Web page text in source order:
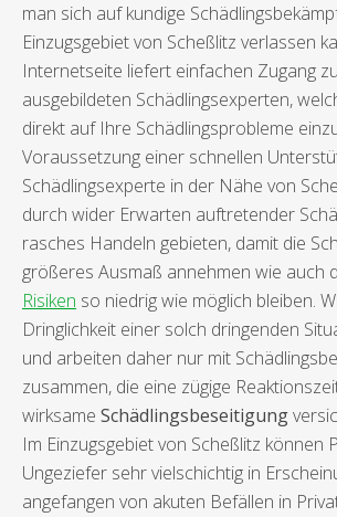
man sich auf kundige
Einzugsgebiet von Scheßlitz verlassen
Internetseite liefert einfachen Zugang
ausgebildeten Schädlingsexperten,
direkt auf Ihre Schädlingsprobleme
Voraussetzung einer schnellen
Schädlingsexperte in der Nähe von
durch wider Erwarten auftretender
rasches Handeln gebieten, damit die
größeres Ausmaß annehmen wie auch
Risiken so niedrig wie möglich bleiben.
Dringlichkeit einer solch dringenden
und arbeiten daher nur mit
zusammen, die eine zügige
wirksame Schädlingsbeseitigung
Im Einzugsgebiet von Scheßlitz können
Ungeziefer sehr vielschichtig in
angefangen von akuten Befällen in